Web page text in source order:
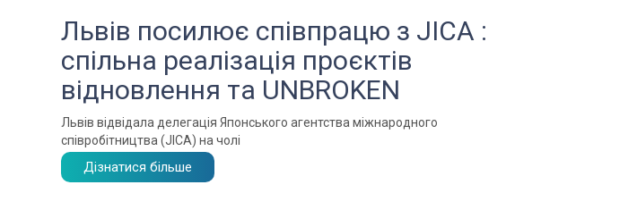
Львів посилює співпрацю з JICA :
спільна реалізація проєктів
відновлення та UNBROKEN
Львів відвідала делегація Японського агентства міжнародного
співробітництва (JICA) на чолі
Дізнатися більше